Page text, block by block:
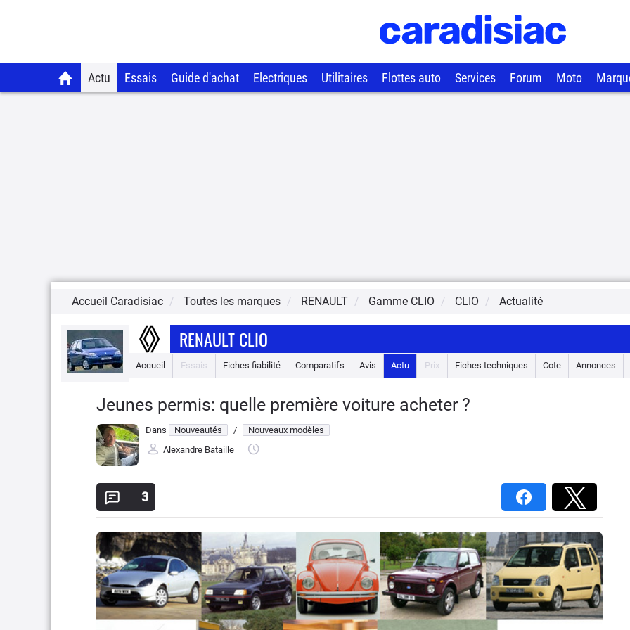
Actu Essais Guide d'achat Electriques Utilitaires Flottes auto Services Forum Moto
Accueil Caradisiac Toutes les marques RENAULT Gamme CLIO CLIO Actualité
RENAULT CLIO
Accueil Essais Fiches fiabilité Comparatifs Avis Actu Prix Fiches techniques Cote Annonces
Jeunes permis: quelle première voiture acheter ?
Dans Nouveautés /
Nouveaux modèles
Alexandre Bataille
3